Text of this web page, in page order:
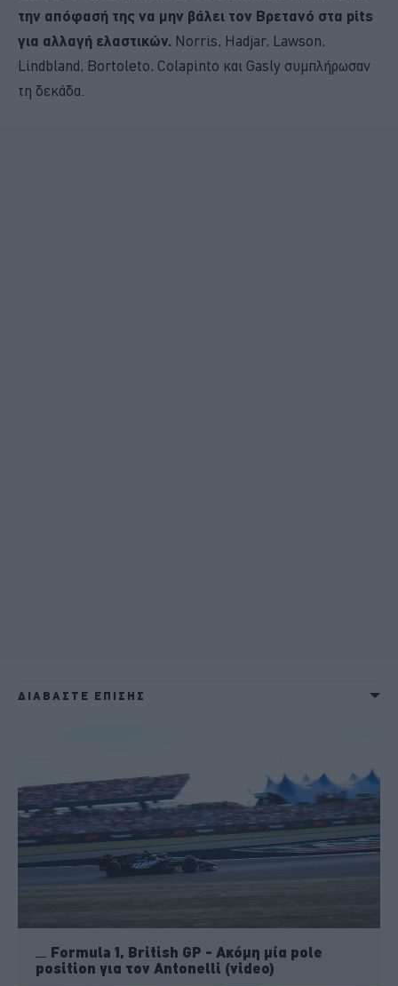
την απόφασή της να μην βάλει τον Βρετανό στα pits
για αλλαγή ελαστικών. Norris, Hadjar, Lawson,
Lindbland, Bortoleto, Colapinto και Gasly συμπλήρωσαν
τη δεκάδα.
ΔΙΑΒΑΣΤΕ ΕΠΙΣΗΣ
Formula 1, British GP - Ακόμη μία pole
position για τον Antonelli (video)